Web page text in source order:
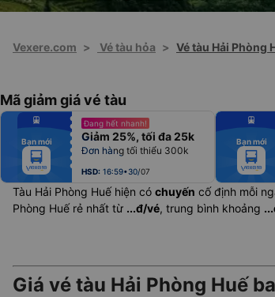
Vexere.com > Vé tàu hỏa > Vé tàu Hải Phòng
Mã giảm giá vé tàu
fiber_manual_record
fiber_manual_record
fiber_manual_record
fiber_manual_record
fiber_manual_record
fiber_manual_record
fiber_manual_record
Bạn mới
Đang hết nhanh!
Giảm 25%, tối đa 25k
Đơn hàng tối thiểu 300k
HSD: 16:59•30/07
Bạn mới
Tàu Hải Phòng Huế hiện có chuyến cố định mỗi
Phòng Huế rẻ nhất từ ...đ/vé, trung bình khoảng
Giá vé tàu Hải Phòng Huế